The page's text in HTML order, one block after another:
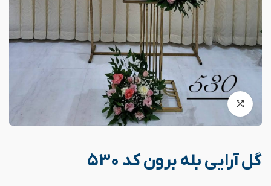
گل آرایی بله برون کد 530